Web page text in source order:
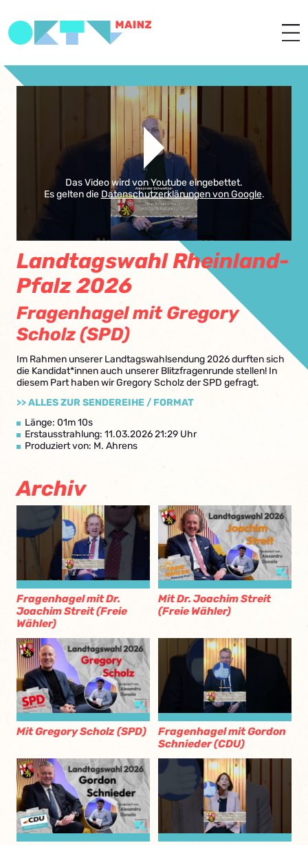
Das Video wird von Youtube eingebettet.
Es gelten die Datenschutzerklärungen von Google.
Landtagswahl Rheinland-
Pfalz 2026
Fragenhagel mit Gregory
Scholz (SPD)
Im Rahmen unserer Landtagswahlsendung 2026 durften sich
die Kandidat*innen auch unserer Blitzfragenrunde stellen! In
diesem Part haben wir Gregory Scholz der SPD gefragt.
>> ALLES ZUR SENDEREIHE / FORMAT
Länge: 01m 10s
Erstausstrahlung: 11.03.2026 21:29 Uhr
Produziert von: M. Ahrens
Archiv
Fragenhagel mit Dr.
Joachim Streit (Freie
Wähler)
Mit Dr. Joachim Streit
(Freie Wähler)
Mit Gregory Scholz (SPD)
Fragenhagel mit Gordon
Schnieder (CDU)